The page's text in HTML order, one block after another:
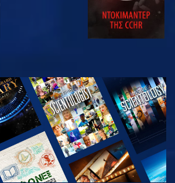
ΕΞΕΡΕΥΝΗΣΤΕ
ΤΗ ΣΕΙΡΑ